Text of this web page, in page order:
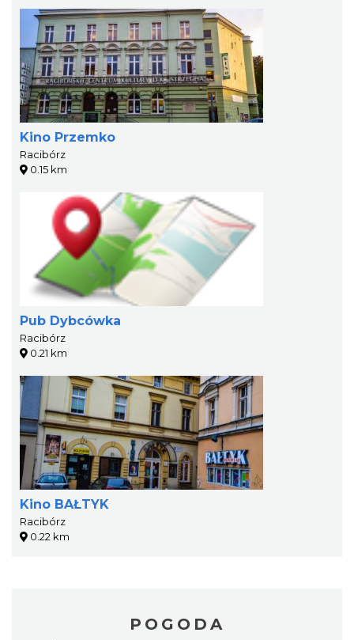
Kino Przemko
Racibórz
0.15 km
Pub Dybcówka
Racibórz
0.21 km
Kino BAŁTYK
Racibórz
0.22 km
POGODA